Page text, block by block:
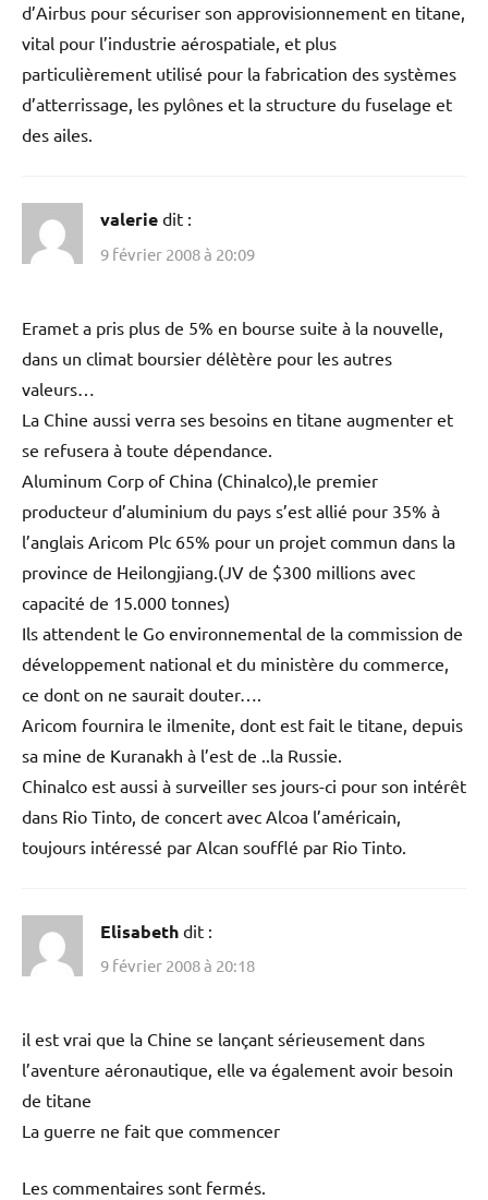
d’Airbus pour sécuriser son approvisionnement en titane,
vital pour l’industrie aérospatiale, et plus
particulièrement utilisé pour la fabrication des systèmes
d’atterrissage, les pylônes et la structure du fuselage et
des ailes.
valerie dit :
9 février 2008 à 20:09
Eramet a pris plus de 5% en bourse suite à la nouvelle,
dans un climat boursier délètère pour les autres
valeurs…
La Chine aussi verra ses besoins en titane augmenter et
se refusera à toute dépendance.
Aluminum Corp of China (Chinalco),le premier
producteur d’aluminium du pays s’est allié pour 35% à
l’anglais Aricom Plc 65% pour un projet commun dans la
province de Heilongjiang.(JV de $300 millions avec
capacité de 15.000 tonnes)
Ils attendent le Go environnemental de la commission de
développement national et du ministère du commerce,
ce dont on ne saurait douter….
Aricom fournira le ilmenite, dont est fait le titane, depuis
sa mine de Kuranakh à l’est de ..la Russie.
Chinalco est aussi à surveiller ses jours-ci pour son intérêt
dans Rio Tinto, de concert avec Alcoa l’américain,
toujours intéressé par Alcan soufflé par Rio Tinto.
Elisabeth dit :
9 février 2008 à 20:18
il est vrai que la Chine se lançant sérieusement dans
l’aventure aéronautique, elle va également avoir besoin
de titane
La guerre ne fait que commencer
Les commentaires sont fermés.